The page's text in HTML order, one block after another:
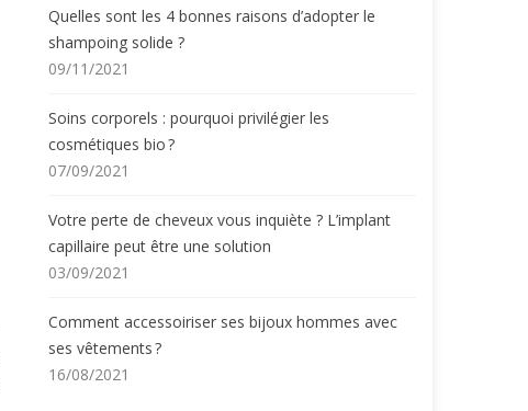
Quelles sont les 4 bonnes raisons d’adopter le
shampoing solide ?
09/11/2021
Soins corporels : pourquoi privilégier les
cosmétiques bio ?
07/09/2021
Votre perte de cheveux vous inquiète ? L’implant
capillaire peut être une solution
03/09/2021
Comment accessoiriser ses bijoux hommes avec
ses vêtements ?
16/08/2021